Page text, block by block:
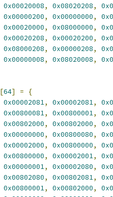
0x00020008, 0x08020208,
0x00000200, 0x00000000,
0x00020000, 0x08000000,
0x00020208, 0x00020200,
0x08000208, 0x00000208,
0x00000008, 0x08020008,
[64] =
{
0x00002081, 0x00002081,
0x00800081, 0x00800001,
0x00802000, 0x00802000,
0x00000000, 0x00800080,
0x00002000, 0x00800000,
0x00800000, 0x00002001,
0x00000001, 0x00002080,
0x00802080, 0x00802081,
0x00800001, 0x00802000,